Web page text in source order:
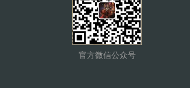
官方微信公众号